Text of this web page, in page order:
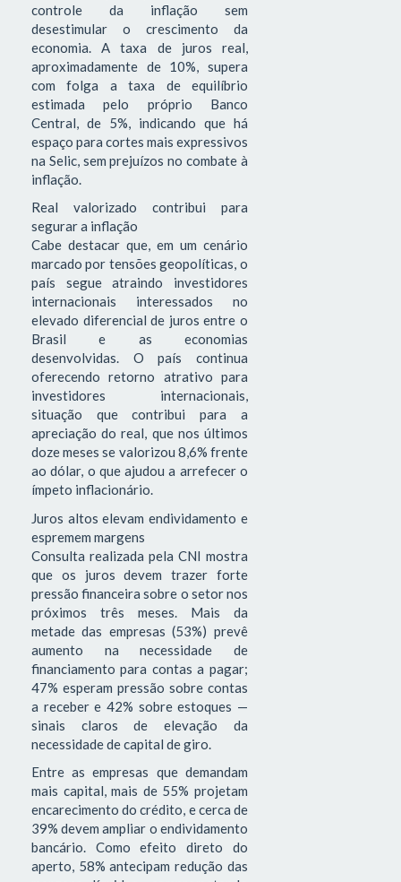
controle da inflação sem
desestimular o crescimento da
economia. A taxa de juros real,
aproximadamente de 10%, supera
com folga a taxa de equilíbrio
estimada pelo próprio Banco
Central, de 5%, indicando que há
espaço para cortes mais expressivos
na Selic, sem prejuízos no combate à
inflação.
Real valorizado contribui para
segurar a inflação
Cabe destacar que, em um cenário
marcado por tensões geopolíticas, o
país segue atraindo investidores
internacionais interessados no
elevado diferencial de juros entre o
Brasil e as economias
desenvolvidas. O país continua
oferecendo retorno atrativo para
investidores internacionais,
situação que contribui para a
apreciação do real, que nos últimos
doze meses se valorizou 8,6% frente
ao dólar, o que ajudou a arrefecer o
ímpeto inflacionário.
Juros altos elevam endividamento e
espremem margens
Consulta realizada pela CNI mostra
que os juros devem trazer forte
pressão financeira sobre o setor nos
próximos três meses. Mais da
metade das empresas (53%) prevê
aumento na necessidade de
financiamento para contas a pagar;
47% esperam pressão sobre contas
a receber e 42% sobre estoques —
sinais claros de elevação da
necessidade de capital de giro.
Entre as empresas que demandam
mais capital, mais de 55% projetam
encarecimento do crédito, e cerca de
39% devem ampliar o endividamento
bancário. Como efeito direto do
aperto, 58% antecipam redução das